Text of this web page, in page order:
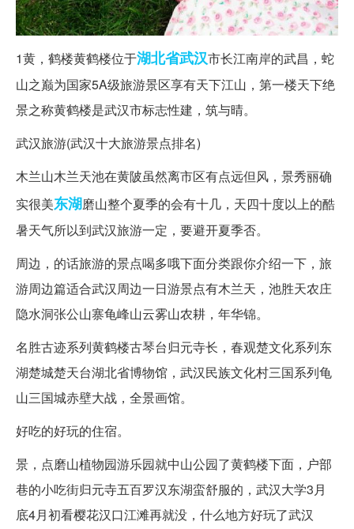
1黄，鹤楼黄鹤楼位于湖北省武汉市长江南岸的武昌，蛇
山之巅为国家5A级旅游景区享有天下江山，第一楼天下绝
景之称黄鹤楼是武汉市标志性建，筑与晴。
武汉旅游(武汉十大旅游景点排名)
木兰山木兰天池在黄陂虽然离市区有点远但风，景秀丽确
实很美东湖磨山整个夏季的会有十几，天四十度以上的酷
暑天气所以到武汉旅游一定，要避开夏季否。
周边，的话旅游的景点喝多哦下面分类跟你介绍一下，旅
游周边篇适合武汉周边一日游景点有木兰天，池胜天农庄
隐水洞张公山寨龟峰山云雾山农耕，年华锦。
名胜古迹系列黄鹤楼古琴台归元寺长，春观楚文化系列东
湖楚城楚天台湖北省博物馆，武汉民族文化村三国系列龟
山三国城赤壁大战，全景画馆。
好吃的好玩的住宿。
景，点磨山植物园游乐园就中山公园了黄鹤楼下面，户部
巷的小吃街归元寺五百罗汉东湖蛮舒服的，武汉大学3月
底4月初看樱花汉口江滩再就没，什么地方好玩了武汉